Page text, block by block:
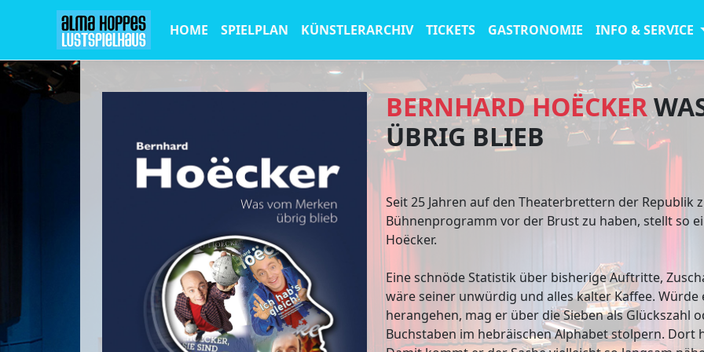
HOME SPIELPLAN KÜNSTLERARCHIV TICKETS GASTRONOMIE INFO & SERVICE
BERNHARD HOËCKER
ÜBRIG BLIEB
Seit 25 Jahren auf den Theaterbrettern der Republik
Bühnenprogramm vor der Brust zu haben, stellt so
Hoëcker.
Eine schnöde Statistik über bisherige Auftritte,
wäre seiner unwürdig und alles kalter Kaffee. Würde
herangehen, mag er über die Sieben als Glückszahl
Buchstaben im hebräischen Alphabet stolpern. Dort